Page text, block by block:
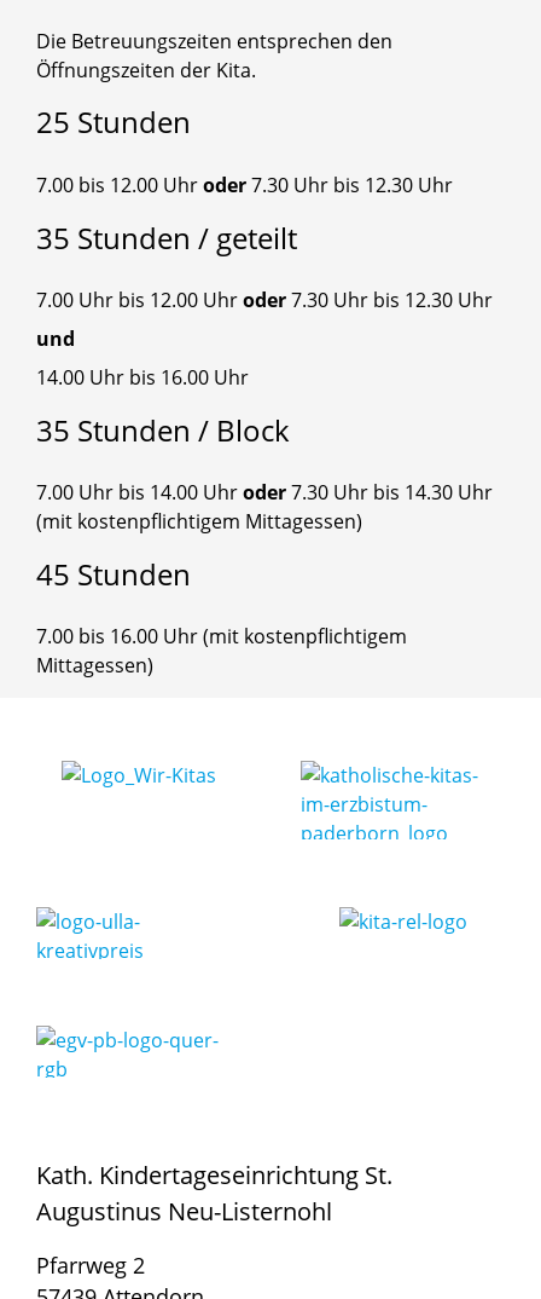
Die Betreuungszeiten entsprechen den
Öffnungszeiten der Kita.
25 Stunden
7.00 bis 12.00 Uhroder7.30 Uhr bis 12.30 Uhr
35 Stunden / geteilt
7.00 Uhr bis 12.00 Uhroder7.30 Uhr bis 12.30 Uhr
und
14.00 Uhr bis 16.00 Uhr
35 Stunden / Block
7.00 Uhr bis 14.00 Uhroder7.30 Uhr bis 14.30 Uhr
(mit kostenpflichtigem Mittagessen)
45 Stunden
7.00 bis 16.00 Uhr (mit kostenpflichtigem
Mittagessen)
Kath. Kindertageseinrichtung St.
Augustinus Neu-Listernohl
Pfarrweg 2